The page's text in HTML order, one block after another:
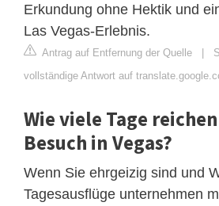
Erkundung ohne Hektik und
Las Vegas-Erlebnis.
Antrag auf Entfernung der Quelle |
vollständige Antwort auf
Wie viele Tage
Besuch in Vegas?
Wenn Sie ehrgeizig sind und
Tagesausflüge unternehmen